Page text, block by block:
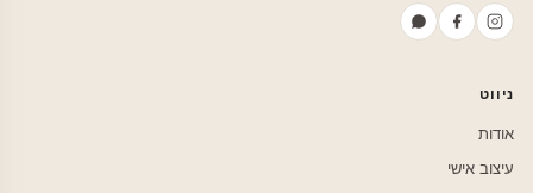
ניווט
אודות
עיצוב אישי